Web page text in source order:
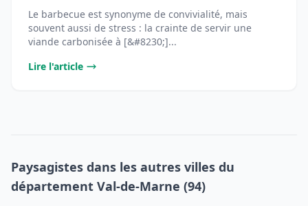
Le barbecue est synonyme de convivialité, mais
souvent aussi de stress : la crainte de servir une
viande carbonisée à [&#8230;]...
Lire l'article
Paysagistes dans les autres villes du
département Val-de-Marne (94)